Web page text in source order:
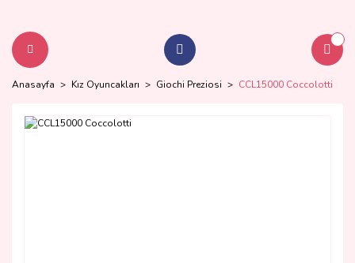
Anasayfa Kız Oyuncakları Giochi Preziosi CCL15000 Coccolotti